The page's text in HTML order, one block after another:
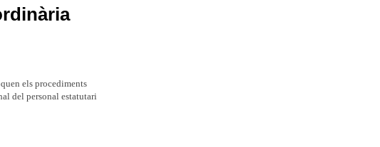
els procediments
del personal estatutari